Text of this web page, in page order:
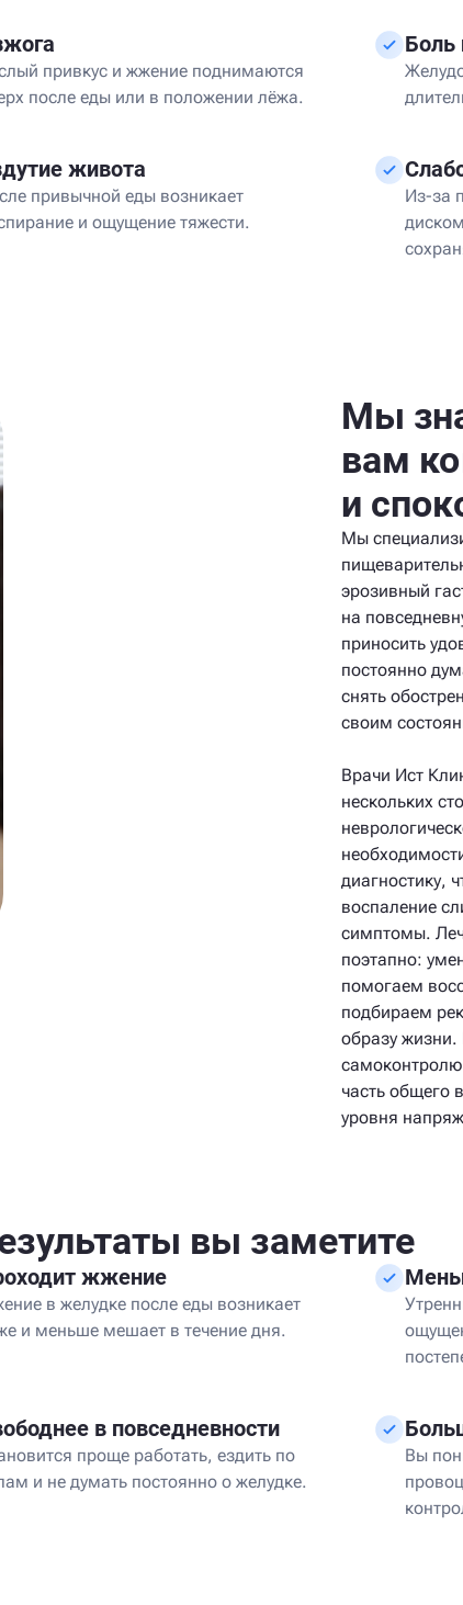
привкус и жжение поднимаются
после еды или в положении лёжа.
Боль
живота
привычной еды возникает
и ощущение тяжести.
Из-за
Мы
вам
и
Мы
эрозивный
на
приносить
постоянно
снять
своим
Врачи Ист
нескольких
диагностику,
воспаление
симптомы.
поэтапно:
помогаем
подбираем
образу
самоконтролю
часть общего
уровня
вы заметите
жжение
в желудке после еды возникает
и меньше мешает в течение дня.
в повседневности
проще работать, ездить по
и не думать постоянно о желудке.
Вы